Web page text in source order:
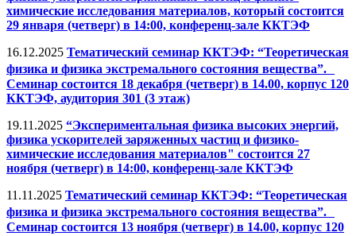
химические исследования материалов, который состоится
29 января (четверг) в 14:00, конференц-зале ККТЭФ
16.12.2025 Тематический семинар ККТЭФ: “Теоретическая
физика и физика экстремального состояния вещества”.
Семинар состоится 18 декабря (четверг) в 14.00, корпус 120
ККТЭФ, аудитория 301 (3 этаж)
19.11.2025 “Экспериментальная физика высоких энергий,
физика ускорителей заряженных частиц и физико-
химические исследования материалов" состоится 27
ноября (четверг) в 14:00, конференц-зале ККТЭФ
11.11.2025 Тематический семинар ККТЭФ: “Теоретическая
физика и физика экстремального состояния вещества”.
Семинар состоится 13 ноября (четверг) в 14.00, корпус 120